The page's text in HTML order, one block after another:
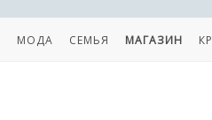
МОДА СЕМЬЯ МАГАЗИН